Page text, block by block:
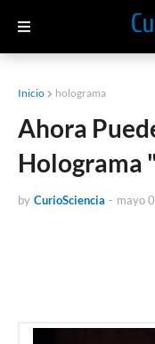
Inicio holograma
Ahora
Holograma
by CurioSciencia - mayo